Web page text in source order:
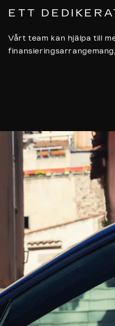
ETT
Vårt team kan hjälpa till